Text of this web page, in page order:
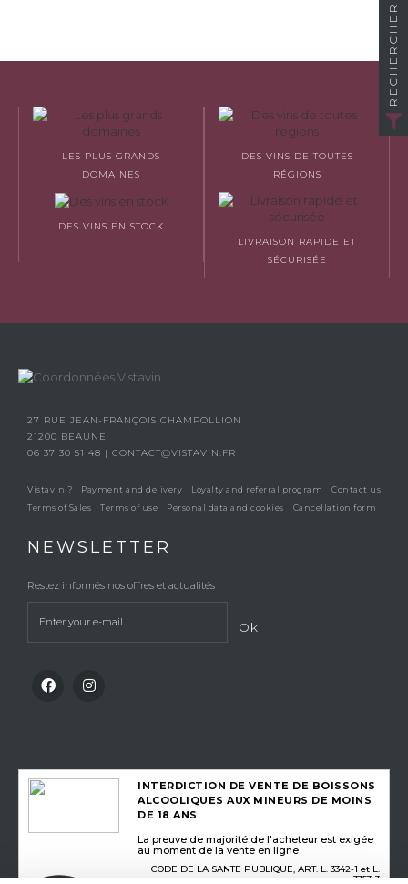
LES PLUS GRANDS
DOMAINES
DES VINS DE TOUTES
RÉGIONS
DES VINS EN STOCK
LIVRAISON RAPIDE ET
SÉCURISÉE
27 RUE JEAN-FRANÇOIS CHAMPOLLION
21200 BEAUNE
06 37 30 51 48 | CONTACT@VISTAVIN.FR
Vistavin ? Payment and delivery Loyalty and referral program
Contact us
Terms of Sales
Terms of use Personal data and cookies Cancellation form
NEWSLETTER
Restez informés nos offres et actualités
Ok
INTERDICTION DE VENTE DE BOISSONS
ALCOOLIQUES AUX MINEURS DE MOINS
DE 18 ANS
La preuve de majorité de l'acheteur est exigée
au moment de la vente en ligne
CODE DE LA SANTE PUBLIQUE, ART. L. 3342-1 et L.
3353-3
RECHERCHER